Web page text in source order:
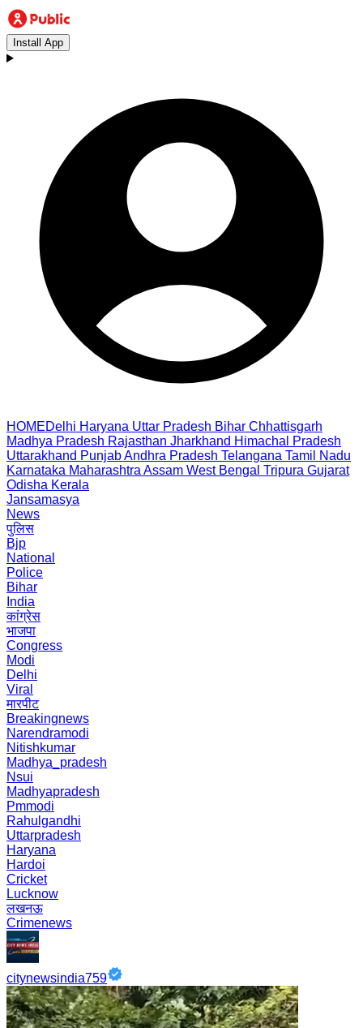
Install App
HOMEDelhi Haryana Uttar Pradesh Bihar Chhattisgarh
Madhya Pradesh Rajasthan Jharkhand Himachal Pradesh
Uttarakhand PunjabAndhra Pradesh Telangana Tamil Nadu
Karnataka Maharashtra Assam West Bengal Tripura Gujarat
Odisha Kerala
Jansamasya
News
पुलिस
Bjp
National
Police
Bihar
India
कांग्रेस
भाजपा
Congress
Modi
Delhi
Viral
मारपीट
Breakingnews
Narendramodi
Nitishkumar
Madhya_pradesh
Nsui
Madhyapradesh
Pmmodi
Rahulgandhi
Uttarpradesh
Haryana
Hardoi
Cricket
Lucknow
लखनऊ
Crimenews
citynewsindia759